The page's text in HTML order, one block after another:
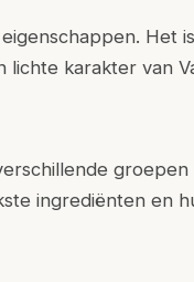
Het
karakter van
ingrediënten en